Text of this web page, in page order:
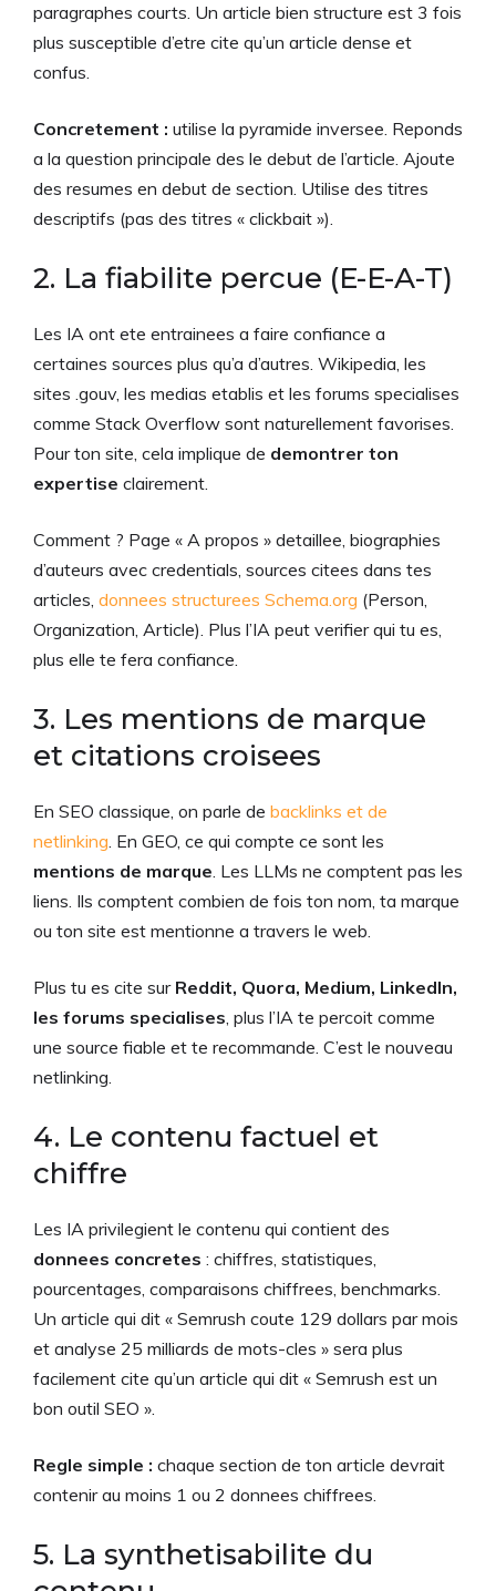
paragraphes courts. Un article bien structure est 3 fois
plus susceptible d’etre cite qu’un article dense et
confus.
Concretement : utilise la pyramide inversee. Reponds
a la question principale des le debut de l’article. Ajoute
des resumes en debut de section. Utilise des titres
descriptifs (pas des titres « clickbait »).
2. La fiabilite percue (E-E-A-T)
Les IA ont ete entrainees a faire confiance a
certaines sources plus qu’a d’autres. Wikipedia, les
sites .gouv, les medias etablis et les forums specialises
comme Stack Overflow sont naturellement favorises.
Pour ton site, cela implique de demontrer ton
expertise clairement.
Comment ? Page « A propos » detaillee, biographies
d’auteurs avec credentials, sources citees dans tes
articles, donnees structurees Schema.org (Person,
Organization, Article). Plus l’IA peut verifier qui tu es,
plus elle te fera confiance.
3. Les mentions de marque
et citations croisees
En SEO classique, on parle de backlinks et de
netlinking . En GEO, ce qui compte ce sont les
mentions de marque . Les LLMs ne comptent pas les
liens. Ils comptent combien de fois ton nom, ta marque
ou ton site est mentionne a travers le web.
Plus tu es cite sur Reddit, Quora, Medium, LinkedIn,
les forums specialises , plus l’IA te percoit comme
une source fiable et te recommande. C’est le nouveau
netlinking.
4. Le contenu factuel et
chiffre
Les IA privilegient le contenu qui contient des
donnees concretes : chiffres, statistiques,
pourcentages, comparaisons chiffrees, benchmarks.
Un article qui dit « Semrush coute 129 dollars par mois
et analyse 25 milliards de mots-cles » sera plus
facilement cite qu’un article qui dit « Semrush est un
bon outil SEO ».
Regle simple : chaque section de ton article devrait
contenir au moins 1 ou 2 donnees chiffrees.
5. La synthetisabilite du